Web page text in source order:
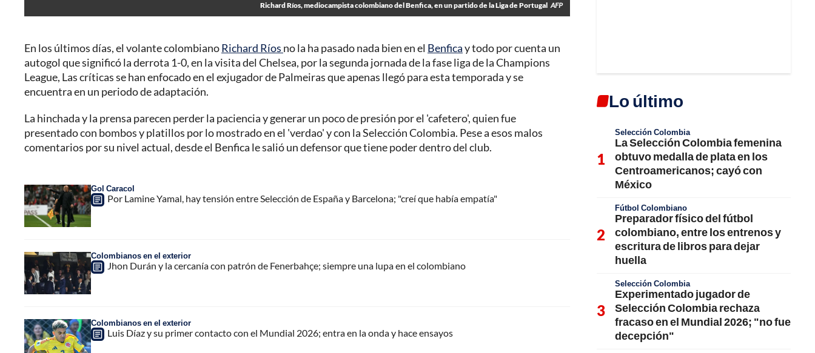
Richard Ríos, mediocampista colombiano del Benfica, en un partido de la Liga de Portugal AFP
En los últimos días, el volante colombianoRichard Ríos no la ha pasado nada bien en el Benficay todo por cuenta un
autogol que significó la derrota 1-0, en la visita del Chelsea, por la segunda jornada de la fase liga de la Champions
League, Las críticas se han enfocado en el exjugador de Palmeiras que apenas llegó para esta temporada y se
encuentra en un periodo de adaptación.
La hinchada y la prensa parecen perder la paciencia y generar un poco de presión por el 'cafetero', quien fue
presentado con bombos y platillos por lo mostrado en el 'verdao' y con la Selección Colombia. Pese a esos malos
comentarios por su nivel actual, desde el Benfica le salió un defensor que tiene poder dentro del club.
Gol Caracol
Por Lamine Yamal, hay tensión entre Selección de España y Barcelona; "creí que había empatía"
Colombianos en el exterior
Jhon Durán y la cercanía con patrón de Fenerbahçe; siempre una lupa en el colombiano
Colombianos en el exterior
Luis Díaz y su primer contacto con el Mundial 2026; entra en la onda y hace ensayos
Lo último
Selección Colombia
La Selección Colombia femenina
obtuvo medalla de plata en los
Centroamericanos; cayó con
México
Fútbol Colombiano
Preparador físico del fútbol
colombiano, entre los entrenos y
escritura de libros para dejar
huella
Selección Colombia
Experimentado jugador de
Selección Colombia rechaza
fracaso en el Mundial 2026; "no fue
decepción"